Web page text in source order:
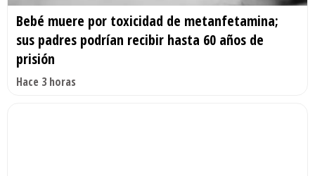
Bebé muere por toxicidad de metanfetamina;
sus padres podrían recibir hasta 60 años de
prisión
Hace 3 horas